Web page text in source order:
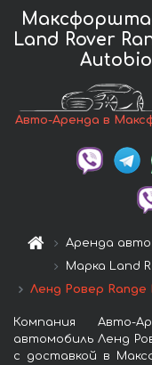
Land Rover
Авто-Аренда в
Аренда
Марка Land
Ленд Ровер Range
Компания Авто-
автомобиль Ленд
с доставкой в